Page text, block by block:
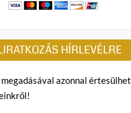
HÍRLEVÉLRE
azonnal értesülhet